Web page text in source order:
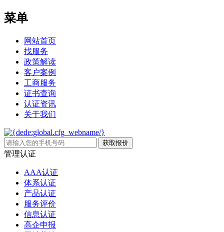
菜单
网站首页
找服务
政策解读
客户案例
工商服务
证书查询
认证资讯
关于我们
管理认证
AAA认证
体系认证
产品认证
服务评价
信息认证
高企申报